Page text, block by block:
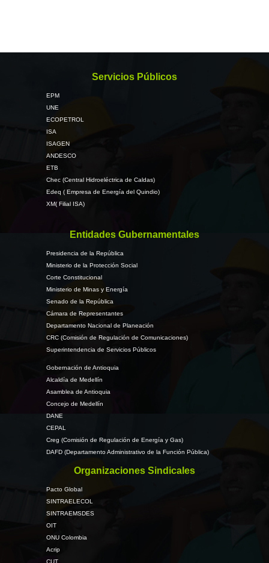
Servicios Públicos
EPM
UNE
ECOPETROL
ISA
ISAGEN
ANDESCO
ETB
Chec (Central Hidroeléctrica de Caldas)
Edeq ( Empresa de Energía del Quindio)
XM( Filial ISA)
Entidades Gubernamentales
Presidencia de la República
Ministerio de la Protección Social
Corte Constitucional
Ministerio de Minas y Energía
Senado de la República
Cámara de Representantes
Departamento Nacional de Planeación
CRC (Comisión de Regulación de Comunicaciones)
Superintendencia de Servicios Públicos
Gobernación de Antioquia
Alcaldía de Medellín
Asamblea de Antioquia
Concejo de Medellín
DANE
CEPAL
Creg (Comisión de Regulación de Energía y Gas)
DAFD (Departamento Administrativo de la Función Pública)
Organizaciones Sindicales
Pacto Global
SINTRAELECOL
SINTRAEMSDES
OIT
ONU Colombia
Acrip
CUT